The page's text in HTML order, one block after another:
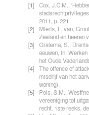
[1]
Cox, J.C.M.,
2011, p. 221
[2]
Mieris, F. van,
Zeeland en heeren
[3]
Gratema, S.,
eeuwen, in:
het Oude
[4]
The offence of
misdrijf van het
woning).
[5]
Pols, S.M.,
vereeniging tot
recht, 1ste reeks,